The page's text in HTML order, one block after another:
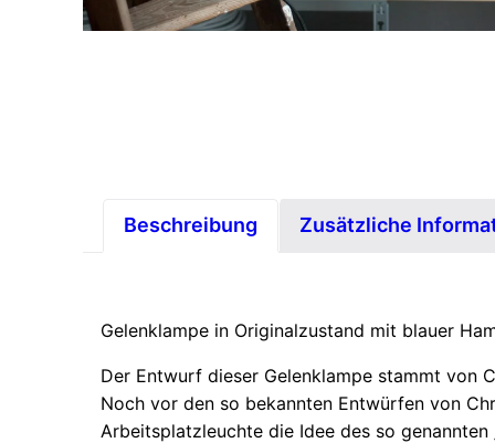
Beschreibung Zusätzliche
Gelenklampe in Originalzustand mit blauer
Der Entwurf dieser Gelenklampe stammt von
Noch vor den so bekannten Entwürfen von
Arbeitsplatzleuchte die Idee des so genannten